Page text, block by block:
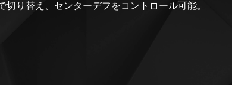
り替え、センターデフをコントロール可能。